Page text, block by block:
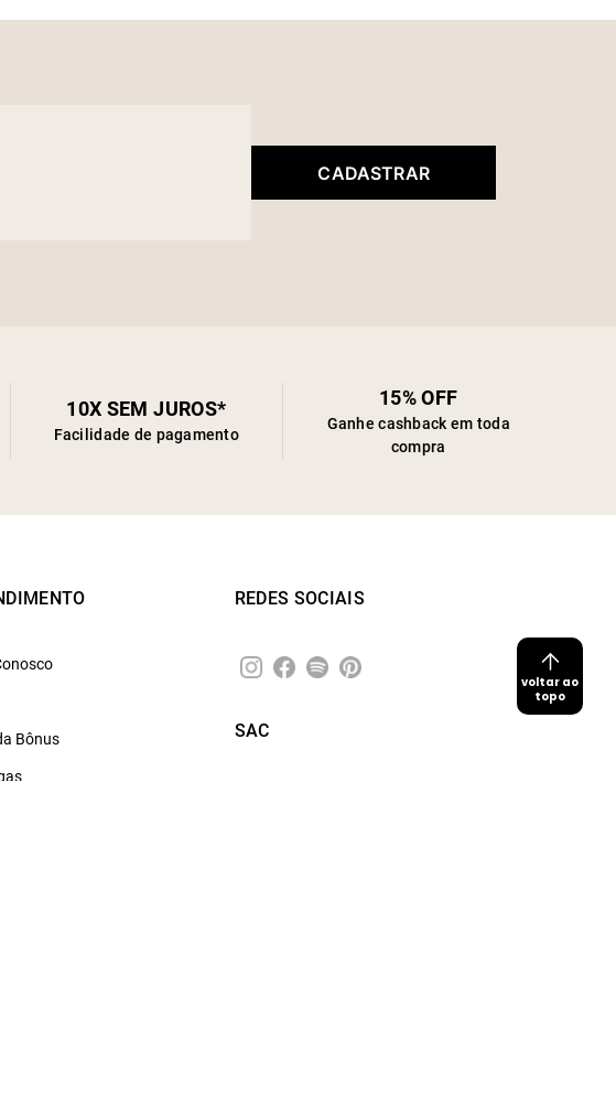
voltar ao
topo
CADASTRAR
10X SEM JUROS*
Facilidade de pagamento
15% OFF
Ganhe cashback em toda
compra
Bônus
REDES SOCIAIS
SAC